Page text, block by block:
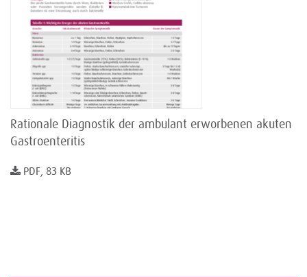
Rationale Diagnostik der ambulant erworbenen akuten
Gastroenteritis
PDF, 83 KB